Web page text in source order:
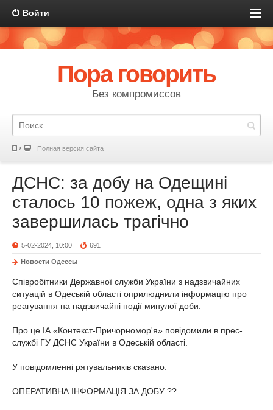
Войти
Пора говорить
Без компромиссов
Полная версия сайта
ДСНС: за добу на Одещині
сталось 10 пожеж, одна з яких
завершилась трагічно
5-02-2024, 10:00 691
Новости Одессы
Співробітники Державної служби України з надзвичайних
ситуацій в Одеській області оприлюднили інформацію про
реагування на надзвичайні події минулої доби.
Про це ІА «Контекст-Причорномор'я» повідомили в прес-
службі ГУ ДСНС України в Одеській області.
У повідомленні рятувальників сказано:
ОПЕРАТИВНА ІНФОРМАЦІЯ ЗА ДОБУ ??